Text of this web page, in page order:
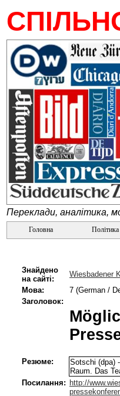
Переклади, аналітика,
Головна
Знайдено
на сайті:
Wiesbadener
Мова:
7 (German /
Заголовок:
Резюме:
Sotschi (dpa)
Raum. Das
Посилання: http://